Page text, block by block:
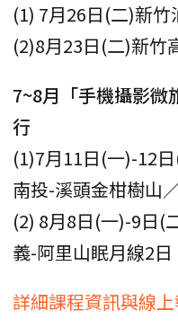
(1) 7月26日(二)新
(2)8月23日(二)新竹
7~8月「手機攝影微
行
(1)7月11日(一)-12
南投-溪頭金柑樹山
(2) 8月8日(一)-9日(
義-阿里山眠月線2日
詳細課程資訊與線